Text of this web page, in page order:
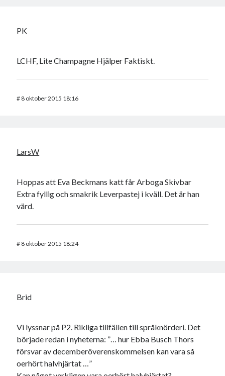
PK
LCHF, Lite Champagne Hjälper Faktiskt.
# 8 oktober 2015 18:16
LarsW
Hoppas att Eva Beckmans katt får Arboga Skivbar
Extra fyllig och smakrik Leverpastej i kväll. Det är han
värd.
# 8 oktober 2015 18:24
Brid
Vi lyssnar på P2. Rikliga tillfällen till språknörderi. Det
började redan i nyheterna: ”… hur Ebba Busch Thors
försvar av decemberöverenskommelsen kan vara så
oerhört halvhjärtat …”